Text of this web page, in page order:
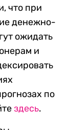
что при
денежно-
ожидать
и
по
здесь.